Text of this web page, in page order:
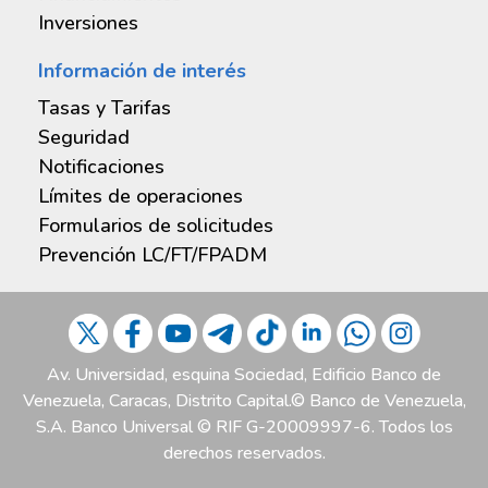
Operaciones Cambiarias
Liberación de Hipoteca
Aliados comerciales
Clavetelefónica personal
Tarjeta Internacional
Tarjeta Mastercard Debit
Cuentaglobal remunerada
Aliados comerciales
Pago a proveedoresBDV
Tarjetaclave prepagada
Tarjeta de alimentación Venezuela
BiopagoBDV
PagomóvilBDV comercio
Domiciliación de pagosBDV
Recaudación integralBDV
Crediempresarial
Microcrédito
Crédito Agropecuario
Credisocial Productivo
Inversiones
Título de cobertura
Fideicomiso
Información de interés
Tasas y Tarifas
Tasas
Tarifas
Seguridad
Notificaciones
Límites de operaciones
Formularios de solicitudes
Prevención LC/FT/FPADM
Av. Universidad, esquina Sociedad, Edificio Banco de
Venezuela, Caracas, Distrito Capital.© Banco de Venezuela,
S.A. Banco Universal © RIF G-20009997-6. Todos los
derechos reservados.